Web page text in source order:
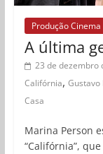
Produção Cinema
A última
23 de dezembro
Califórnia, Gustavo
Casa
Marina Person
“Califórnia”,